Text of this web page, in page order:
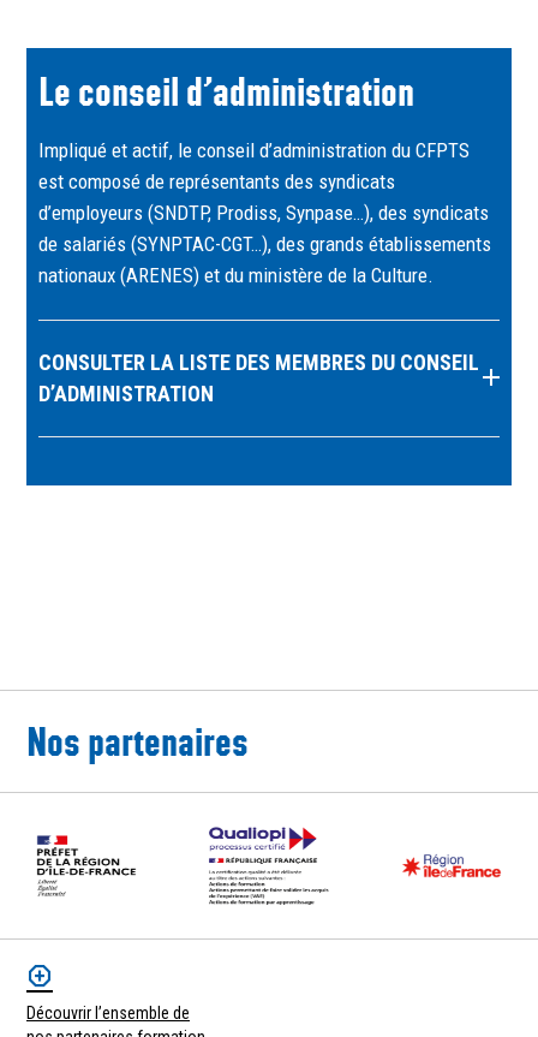
Le conseil d’administration
Impliqué et actif, le conseil d’administration du CFPTS
est composé de représentants des syndicats
d’employeurs (SNDTP, Prodiss, Synpase…), des syndicats
de salariés (SYNPTAC-CGT…), des grands établissements
nationaux (ARENES) et du ministère de la Culture.
CONSULTER LA LISTE DES MEMBRES DU CONSEIL
D’ADMINISTRATION
Nos partenaires
Découvrir l’ensemble de